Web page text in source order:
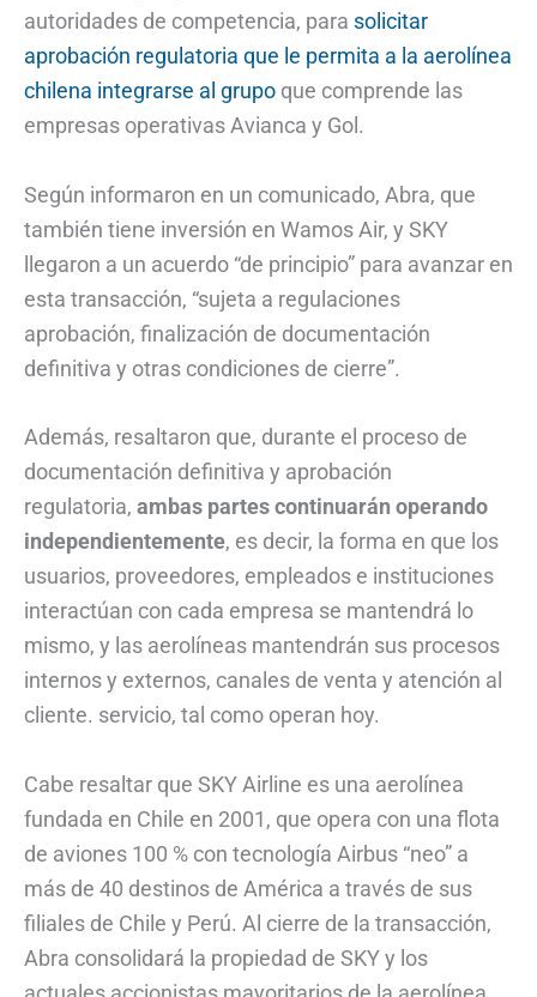
autoridades de competencia, para solicitar
aprobación regulatoria que le permita a la aerolínea
chilena integrarse al grupo que comprende las
empresas operativas Avianca y Gol.
Según informaron en un comunicado, Abra, que
también tiene inversión en Wamos Air, y SKY
llegaron a un acuerdo “de principio” para avanzar en
esta transacción, “sujeta a regulaciones
aprobación, finalización de documentación
definitiva y otras condiciones de cierre”.
Además, resaltaron que, durante el proceso de
documentación definitiva y aprobación
regulatoria, ambas partes continuarán operando
independientemente, es decir, la forma en que los
usuarios, proveedores, empleados e instituciones
interactúan con cada empresa se mantendrá lo
mismo, y las aerolíneas mantendrán sus procesos
internos y externos, canales de venta y atención al
cliente. servicio, tal como operan hoy.
Cabe resaltar que SKY Airline es una aerolínea
fundada en Chile en 2001, que opera con una flota
de aviones 100 % con tecnología Airbus “neo” a
más de 40 destinos de América a través de sus
filiales de Chile y Perú. Al cierre de la transacción,
Abra consolidará la propiedad de SKY y los